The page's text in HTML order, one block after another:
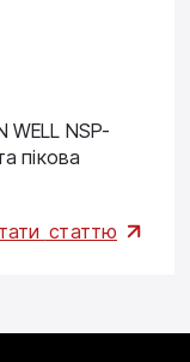
WELL NSP-
пікова
статтю